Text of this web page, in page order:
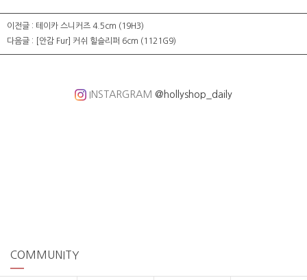
이전글 : 테이카 스니커즈 4.5cm (19H3)
다음글 :
[안감 Fur] 커쉬 힐슬리퍼 6cm (1121G9)
INSTARGRAM @hollyshop_daily
COMMUNITY